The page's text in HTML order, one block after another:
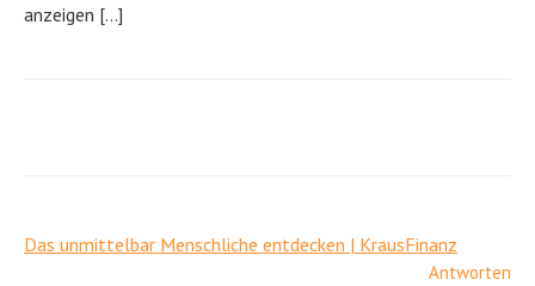
anzeigen […]
Das unmittelbar Menschliche entdecken | KrausFinanz
Antworten